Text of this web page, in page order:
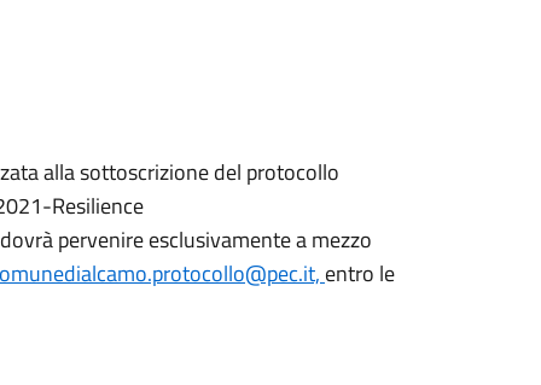
alla sottoscrizione del protocollo
Resilience
pervenire esclusivamente a mezzo
entro le